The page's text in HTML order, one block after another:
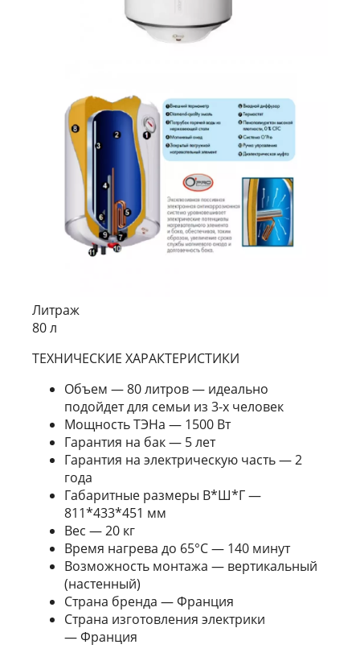
Литраж
80 л
ТЕХНИЧЕСКИЕ ХАРАКТЕРИСТИКИ
Объем — 80 литров — идеально
подойдет для семьи из 3-х человек
Мощность ТЭНа — 1500 Вт
Гарантия на бак — 5 лет
Гарантия на электрическую часть — 2
года
Габаритные размеры В*Ш*Г —
811*433*451 мм
Вес — 20 кг
Время нагрева до 65°С — 140 минут
Возможность монтажа — вертикальный
(настенный)
Страна бренда — Франция
Страна изготовления электрики
— Франция